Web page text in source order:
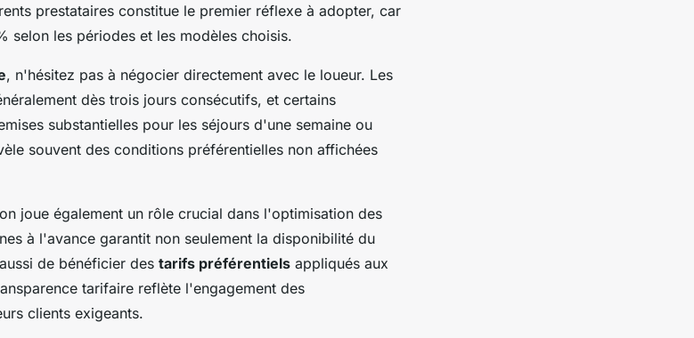
prestataires constitue le premier réflexe à adopter, car
selon les périodes et les modèles choisis.
, n'hésitez pas à négocier directement avec le loueur. Les
dès trois jours consécutifs, et certains
substantielles pour les séjours d'une semaine ou
souvent des conditions préférentielles non affichées
joue également un rôle crucial dans l'optimisation des
à l'avance garantit non seulement la disponibilité du
de bénéficier des tarifs préférentiels appliqués aux
tarifaire reflète l'engagement des
clients exigeants.